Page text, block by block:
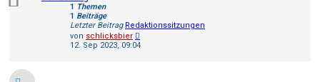
1 Themen
1 Beiträge
Letzter Beitrag Redaktionssitzungen
von schlicksbier
Beitrag
12. Sep 2023, 09:04